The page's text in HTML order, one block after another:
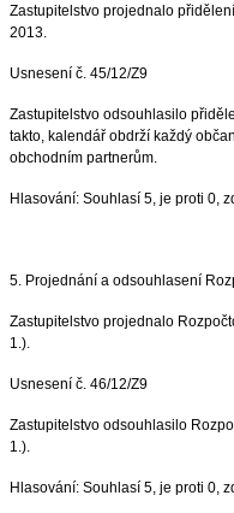
Zastupitelstvo projednalo
2013.
Usnesení č. 45/12/Z9
Zastupitelstvo odsouhlasilo
takto, kalendář obdrží každý
obchodním partnerům.
Hlasování: Souhlasí 5, je
5. Projednání a
Zastupitelstvo projednalo
1.).
Usnesení č. 46/12/Z9
Zastupitelstvo odsouhlasilo
1.).
Hlasování: Souhlasí 5, je